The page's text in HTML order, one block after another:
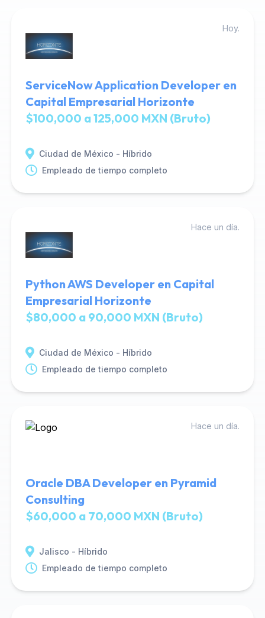
Hoy.
ServiceNow Application Developer en
Capital Empresarial Horizonte
$100,000 a 125,000 MXN (Bruto)
Ciudad de México - Híbrido
Empleado de tiempo completo
Hace un día.
Python AWS Developer en Capital
Empresarial Horizonte
$80,000 a 90,000 MXN (Bruto)
Ciudad de México - Híbrido
Empleado de tiempo completo
Hace un día.
Oracle DBA Developer en Pyramid
Consulting
$60,000 a 70,000 MXN (Bruto)
Jalisco - Híbrido
Empleado de tiempo completo